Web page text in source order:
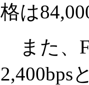
格は
また、
2,400bps